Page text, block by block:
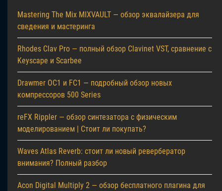
Mastering The Mix MIXVAULT — обзор эквалайзера для
сведения и мастеринга
Rhodes Clav Pro — полный обзор Clavinet VST, сравнение с
Keyscape и Scarbee
Drawmer OC1 и FC1 — подробный обзор новых
компрессоров 500 Series
reFX Rippler — обзор синтезатора с физическим
моделированием | Стоит ли покупать?
Waves Atlas Reverb: стоит ли новый ревербератор
внимания? Полный разбор
Acon Digital Multiply 2 — обзор бесплатного плагина для